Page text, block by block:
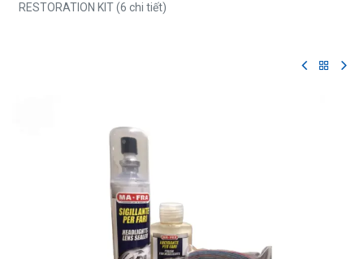
RESTORATION KIT (6 chi tiết)